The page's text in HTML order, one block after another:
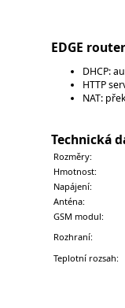
EDGE
DHCP:
HTTP
NAT:
Technická
Rozměry:
Hmotnost:
Napájení:
Anténa:
GSM modul:
Rozhraní:
Teplotní rozsah: